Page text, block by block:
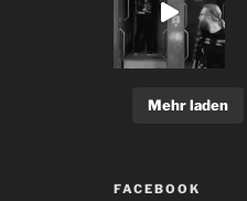
Mehr laden
FACEBOOK